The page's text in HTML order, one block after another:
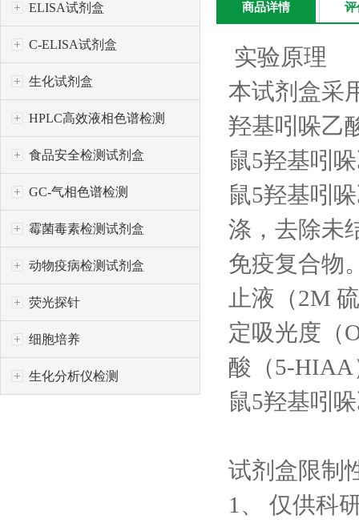
ELISA试剂盒
C-ELISA试剂盒
生化试剂盒
HPLC高效液相色谱检测
食品安全检测试剂盒
GC-气相色谱检测
霉菌毒素检测试剂盒
动物疫病检测试剂盒
荧光探针
细胞培养
生化分析仪检测
商品详情 评
实验原理
本试剂盒采
羟基吲哚乙
鼠5羟基吲
鼠5羟基吲
涤，去除未
免疫复合物
止液（2M
定吸光度（
酸（5-HIAA
鼠5羟基吲
试剂盒限制
1、 仅供科